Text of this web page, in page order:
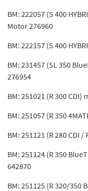
BM: 222057 (S 400
Motor 276960
BM: 222157 (S 400
BM: 231457 (SL 350
276954
BM: 251021 (R 300 CDI)
BM: 251057 (R 350
BM: 251121 (R 280 CDI
BM: 251124 (R 350
642870
BM: 251125 (R 320/350